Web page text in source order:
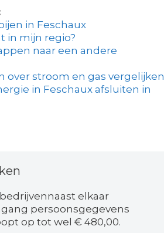
in Feschaux
in mijn regio?
naar een andere
over stroom en gas vergelijken
in Feschaux afsluiten in
elkaar
persoonsgegevens
op tot wel € 480,00.